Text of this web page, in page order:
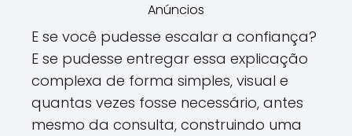
Anúncios
E se você pudesse escalar a confiança?
E se pudesse entregar essa explicação
complexa de forma simples, visual e
quantas vezes fosse necessário, antes
mesmo da consulta, construindo uma